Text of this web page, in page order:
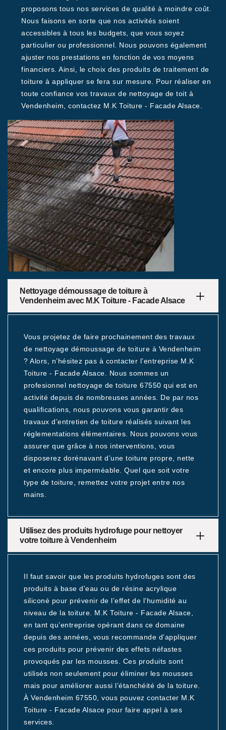
proposons tous nos services de qualité à moindre coût.
Nous faisons en sorte que nos activités soient
accessibles à tous les budgets, que vous soyez
particulier ou professionnel. Nous pouvons également
ajuster nos prestations en fonction de vos moyens
financiers. Ainsi, le choix des produits de traitement de
toiture à appliquer se fera sur mesure. Pour réaliser en
toute confiance vos travaux de nettoyage de toit à
Vendenheim, contactez M.K Toiture - Facade Alsace.
Nettoyage démoussage de toiture à
Vendenheim avec M.K Toiture - Facade Alsace
Vous projetez de faire prochainement des travaux
de nettoyage démoussage de toiture à Vendenheim
? Alors, n’hésitez pas à contacter l’entreprise M.K
Toiture - Facade Alsace. Nous sommes un
profesionnel nettoyage de toiture 67550 qui est en
activité depuis de nombreuses années. De par nos
qualifications, nous pouvons vous garantir des
travaux d’entretien de toiture réalisés suivant les
réglementations élémentaires. Nous pouvons vous
assurer que grâce à nos interventions, vous
disposerez dorénavant d’une toiture propre, nette
et encore plus imperméable. Quel que soit votre
type de toiture, remettez votre projet entre nos
mains.
Utilisez des produits hydrofuge pour nettoyer
votre toiture à Vendenheim
Il faut savoir que les produits hydrofuges sont des
produits à base d'eau ou de résine acrylique
siliconé pour prévenir de l’effet de l’humidité au
niveau de la toiture. M.K Toiture - Facade Alsace,
en tant qu’entreprise opérant dans ce domaine
depuis des années, vous recommande d’appliquer
ces produits pour prévenir des effets néfastes
provoqués par les mousses. Ces produits sont
utilisés non seulement pour éliminer les mousses
mais pour améliorer aussi l’étanchéité de la toiture.
À Vendenheim 67550, vous pouvez contacter M.K
Toiture - Facade Alsace pour faire appel à ses
services.